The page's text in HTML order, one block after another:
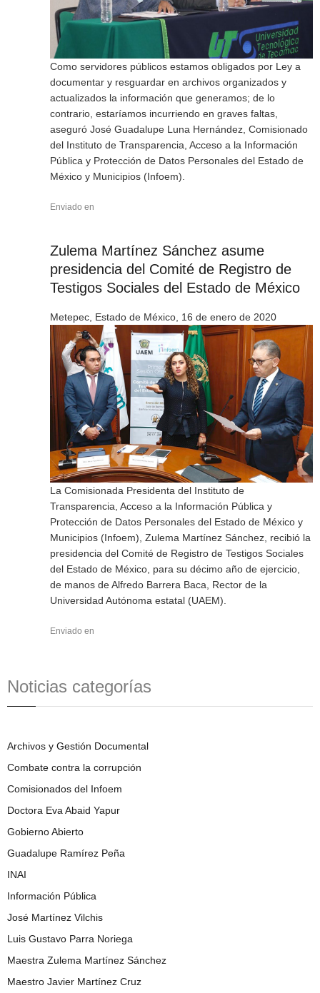
Como servidores públicos estamos obligados por Ley a
documentar y resguardar en archivos organizados y
actualizados la información que generamos; de lo
contrario, estaríamos incurriendo en graves faltas,
aseguró José Guadalupe Luna Hernández, Comisionado
del Instituto de Transparencia, Acceso a la Información
Pública y Protección de Datos Personales del Estado de
México y Municipios (Infoem).
Enviado en
Zulema Martínez Sánchez asume
presidencia del Comité de Registro de
Testigos Sociales del Estado de México
Metepec, Estado de México, 16 de enero de 2020
La Comisionada Presidenta del Instituto de
Transparencia, Acceso a la Información Pública y
Protección de Datos Personales del Estado de México y
Municipios (Infoem), Zulema Martínez Sánchez, recibió la
presidencia del Comité de Registro de Testigos Sociales
del Estado de México, para su décimo año de ejercicio,
de manos de Alfredo Barrera Baca, Rector de la
Universidad Autónoma estatal (UAEM).
Enviado en
Noticias categorías
Archivos y Gestión Documental
Combate contra la corrupción
Comisionados del Infoem
Doctora Eva Abaid Yapur
Gobierno Abierto
Guadalupe Ramírez Peña
INAI
Información Pública
José Martínez Vilchis
Luis Gustavo Parra Noriega
Maestra Zulema Martínez Sánchez
Maestro Javier Martínez Cruz